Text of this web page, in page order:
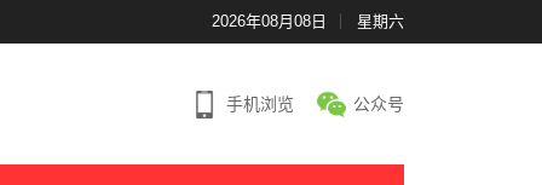
2026年08月08日 星期六
手机浏览 公众号